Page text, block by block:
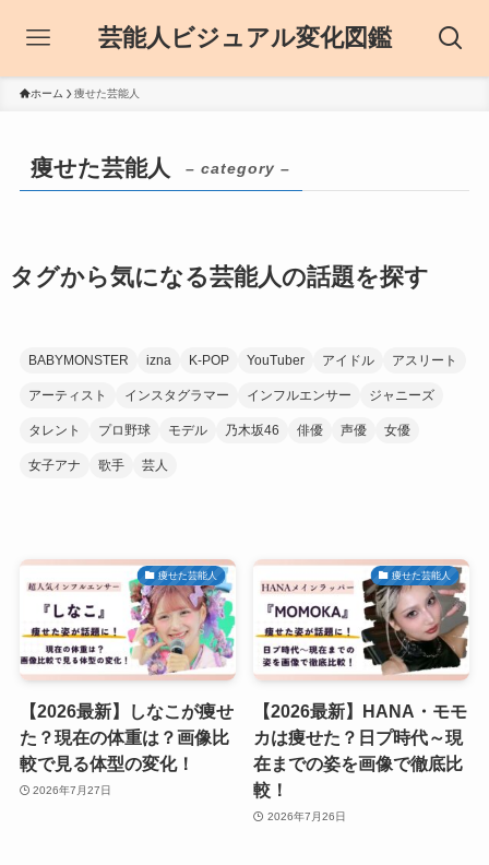
芸能人ビジュアル変化図鑑
ホーム 痩せた芸能人
痩せた芸能人 – category –
タグから気になる芸能人の話題を探す
BABYMONSTER izna K-POP YouTuber アイドル アスリート
アーティスト インスタグラマー インフルエンサー ジャニーズ
タレント プロ野球 モデル 乃木坂46 俳優 声優 女優
女子アナ 歌手 芸人
痩せた芸能人
【2026最新】しなこが痩せ
た？現在の体重は？画像比
較で見る体型の変化！
2026年7月27日
痩せた芸能人
【2026最新】HANA・モモ
カは痩せた？日プ時代～現
在までの姿を画像で徹底比
較！
2026年7月26日